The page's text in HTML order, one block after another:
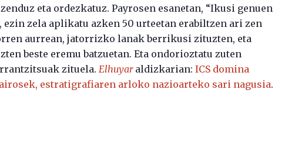
eta ordezkatuz. Payrosen esanetan, “Ikusi genuen
zela aplikatu azken 50 urteetan erabiltzen ari zen
aurrean, jatorrizko lanak berrikusi zituzten, eta
beste eremu batzuetan. Eta ondorioztatu zuten
zituela.Elhuyaraldizkarian:ICS domina
estratigrafiaren arloko nazioarteko sari nagusia.